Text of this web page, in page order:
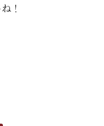
！